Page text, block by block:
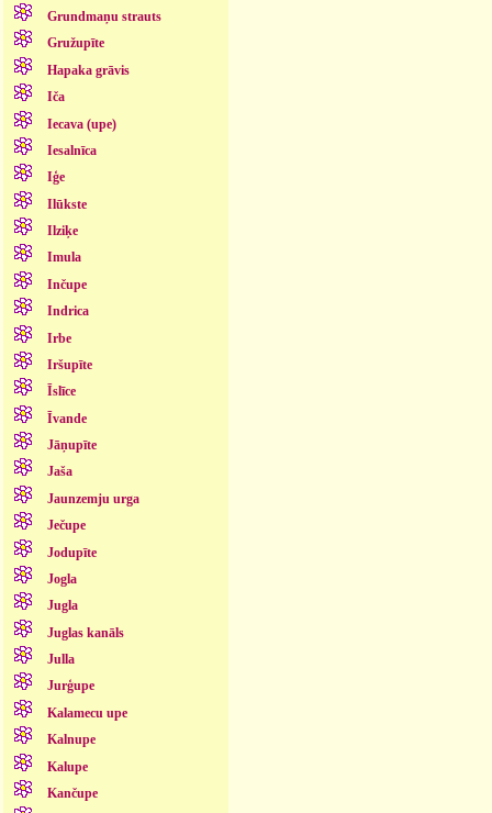
Grundmaņu strauts
Gružupīte
Hapaka grāvis
Iča
Iecava (upe)
Iesalnīca
Iģe
Ilūkste
Ilziķe
Imula
Inčupe
Indrica
Irbe
Iršupīte
Īslīce
Īvande
Jāņupīte
Jaša
Jaunzemju urga
Ječupe
Jodupīte
Jogla
Jugla
Juglas kanāls
Julla
Jurģupe
Kalamecu upe
Kalnupe
Kalupe
Kančupe